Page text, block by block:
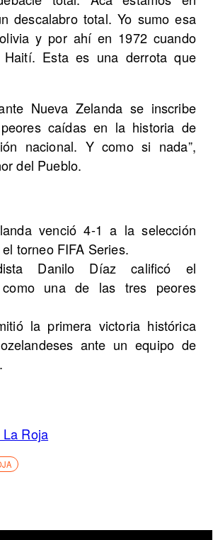
descalabro total. Yo sumo esa
y por ahí en 1972 cuando
Haití. Esta es una derrota que
Nueva Zelanda se inscribe
caídas en la historia de
nacional. Y como si nada”,
del Pueblo.
venció 4-1 a la selección
torneo FIFA Series.
Danilo Díaz calificó el
como una de las tres peores
la primera victoria histórica
ante un equipo de
Roja